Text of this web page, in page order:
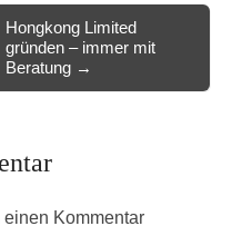
Hongkong Limited
gründen – immer mit
Beratung →
Kommentar